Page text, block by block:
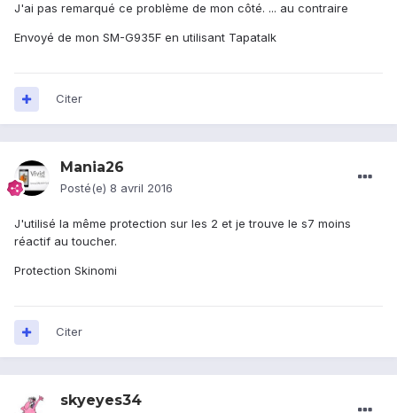
J'ai pas remarqué ce problème de mon côté. ... au contraire
Envoyé de mon SM-G935F en utilisant Tapatalk
Citer
Mania26
Posté(e) 8 avril 2016
J'utilisé la même protection sur les 2 et je trouve le s7 moins
réactif au toucher.
Protection Skinomi
Citer
skyeyes34